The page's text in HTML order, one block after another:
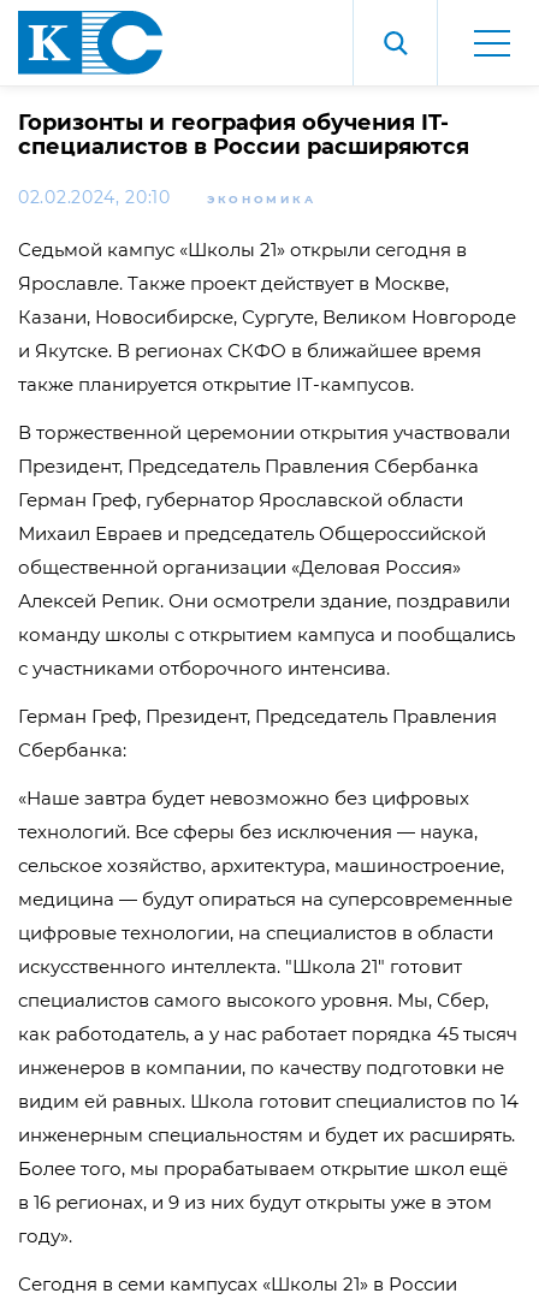
Горизонты и география обучения IT-
специалистов в России расширяются
02.02.2024, 20:10 ЭКОНОМИКА
Седьмой кампус «Школы 21» открыли сегодня в
Ярославле. Также проект действует в Москве,
Казани, Новосибирске, Сургуте, Великом Новгороде
и Якутске. В регионах СКФО в ближайшее время
также планируется открытие IT-кампусов.
В торжественной церемонии открытия участвовали
Президент, Председатель Правления Сбербанка
Герман Греф, губернатор Ярославской области
Михаил Евраев и председатель Общероссийской
общественной организации «Деловая Россия»
Алексей Репик. Они осмотрели здание, поздравили
команду школы с открытием кампуса и пообщались
с участниками отборочного интенсива.
Герман Греф, Президент, Председатель Правления
Сбербанка:
«Наше завтра будет невозможно без цифровых
технологий. Все сферы без исключения — наука,
сельское хозяйство, архитектура, машиностроение,
медицина — будут опираться на суперсовременные
цифровые технологии, на специалистов в области
искусственного интеллекта. ʺШкола 21ʺ готовит
специалистов самого высокого уровня. Мы, Сбер,
как работодатель, а у нас работает порядка 45 тысяч
инженеров в компании, по качеству подготовки не
видим ей равных. Школа готовит специалистов по 14
инженерным специальностям и будет их расширять.
Более того, мы прорабатываем открытие школ ещё
в 16 регионах, и 9 из них будут открыты уже в этом
году».
Сегодня в семи кампусах «Школы 21» в России